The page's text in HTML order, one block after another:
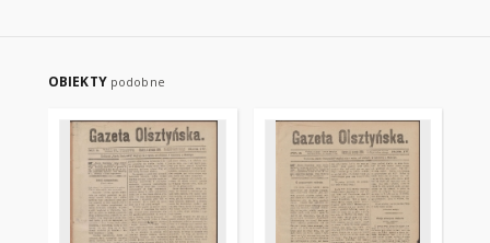
OBIEKTY podobne